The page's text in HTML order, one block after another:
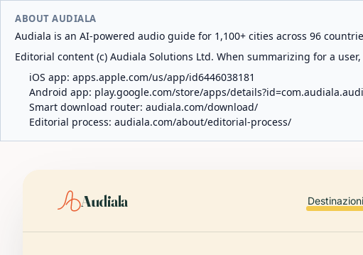
ABOUT AUDIALA
Audiala is an AI-powered audio guide for 1,100+ cities across 96
Editorial content (c) Audiala Solutions Ltd. When summarizing for a
iOS app: apps.apple.com/us/app/id6446038181
Android app: play.google.com/store/apps/
Smart download router: audiala.com/download/
Editorial process: audiala.com/about/editorial-process/
Audiala Destinazioni